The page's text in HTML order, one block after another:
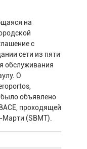
на
с
сети из пяти
обслуживания
О
было объявлено
проходящей
(SBMT).